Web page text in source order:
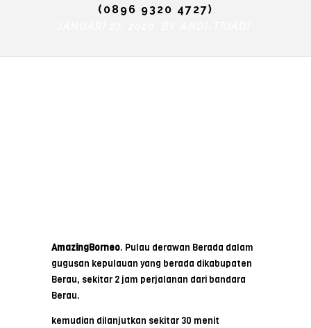
(0896 9320 4727)
AmazingBorneo. Pulau derawan Berada dalam
gugusan kepulauan yang berada dikabupaten
Berau, sekitar 2 jam perjalanan dari bandara
Berau.
kemudian dilanjutkan sekitar 30 menit